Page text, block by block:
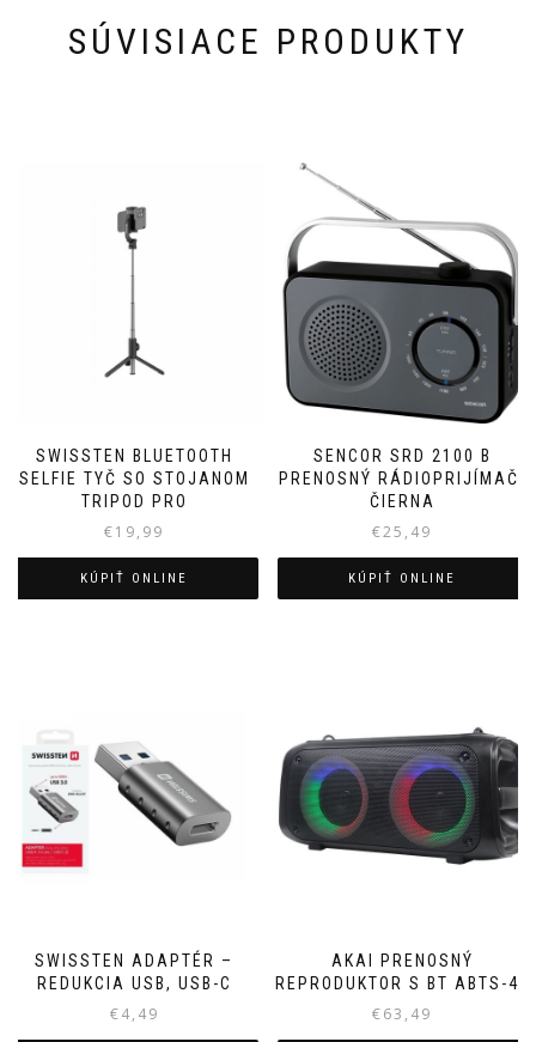
SÚVISIACE PRODUKTY
SWISSTEN BLUETOOTH
SELFIE TYČ SO STOJANOM
TRIPOD PRO
€19,99
KÚPIŤ ONLINE
SENCOR SRD 2100 B
PRENOSNÝ RÁDIOPRIJÍMAČ,
ČIERNA
€25,49
KÚPIŤ ONLINE
SWISSTEN ADAPTÉR –
REDUKCIA USB, USB-C
€4,49
AKAI PRENOSNÝ
REPRODUKTOR S BT ABTS-45
€63,49